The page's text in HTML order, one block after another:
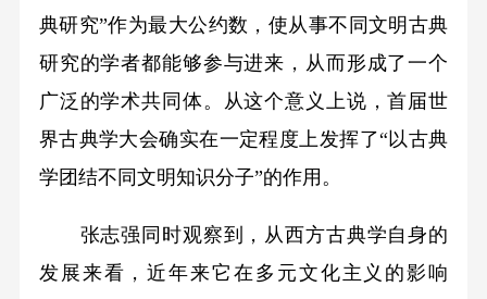
典研究”作为最大公约数，使从事不同文明古典
研究的学者都能够参与进来，从而形成了一个
广泛的学术共同体。从这个意义上说，首届世
界古典学大会确实在一定程度上发挥了“以古典
学团结不同文明知识分子”的作用。
张志强同时观察到，从西方古典学自身的
发展来看，近年来它在多元文化主义的影响